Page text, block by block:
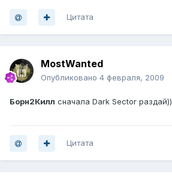
Цитата
MostWanted
Опубликовано 4 февраля, 2009
Борн2Килл cначала Dark Sector раздай))
Цитата